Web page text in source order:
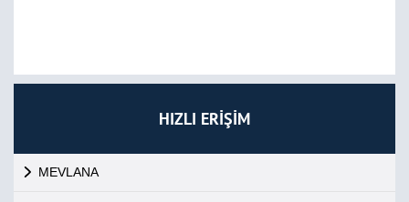
HIZLI ERİŞİM
MEVLANA